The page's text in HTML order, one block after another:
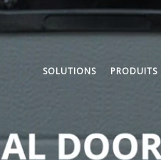
SOLUTIONS PRODUITS